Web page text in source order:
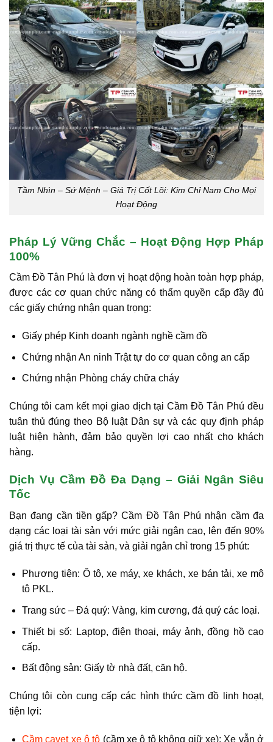
Tầm Nhìn – Sứ Mệnh – Giá Trị Cốt Lõi: Kim Chỉ Nam Cho Mọi
Hoạt Động
Pháp Lý Vững Chắc – Hoạt Động Hợp Pháp
100%
Cầm Đồ Tân Phú là đơn vị hoạt động hoàn toàn hợp pháp,
được các cơ quan chức năng có thẩm quyền cấp đầy đủ
các giấy chứng nhận quan trọng:
Giấy phép Kinh doanh ngành nghề cầm đồ
Chứng nhận An ninh Trật tựdo cơ quan công an cấp
Chứng nhận Phòng cháy chữa cháy
Chúng tôi cam kết mọi giao dịch tại Cầm Đồ Tân Phú đều
tuân thủ đúng theo Bộ luật Dân sự và các quy định pháp
luật hiện hành, đảm bảo quyền lợi cao nhất cho khách
hàng.
Dịch Vụ Cầm Đồ Đa Dạng – Giải Ngân Siêu
Tốc
Bạn đang cần tiền gấp? Cầm Đồ Tân Phú nhận cầm đa
dạng các loại tài sản với mức giải ngân cao, lên đến 90%
giá trị thực tế của tài sản, và giải ngân chỉ trong 15 phút:
Phương tiện: Ô tô, xe máy, xe khách, xe bán tải, xe mô
tô PKL.
Trang sức – Đá quý: Vàng, kim cương, đá quý các loại.
Thiết bị số: Laptop, điện thoại, máy ảnh, đồng hồ cao
cấp.
Bất động sản: Giấy tờ nhà đất, căn hộ.
Chúng tôi còn cung cấp các hình thức cầm đồ linh hoạt,
tiện lợi:
Cầm cavet xe ô tô (cầm xe ô tô không giữ xe): Xe vẫn ở